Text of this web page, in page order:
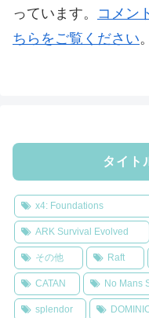
っています。 コメン
ちらをご覧ください。
タイト
x4: Foundations
ARK Survival Evolved
その他 Raft
CATAN No Mans
splendor